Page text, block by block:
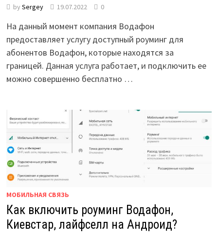
by Sergey 19.07.2022 0
На данный момент компания Водафон
предоставляет услугу доступный роуминг для
абонентов Водафон, которые находятся за
границей. Данная услуга работает, и подключить ее
можно совершенно бесплатно …
МОБИЛЬНАЯ СВЯЗЬ
Как включить роуминг Водафон,
Киевстар, лайфселл на Андроид?